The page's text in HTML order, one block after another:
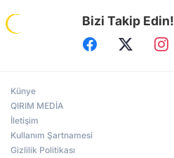
Bizi Takip Edin!
Künye
QIRIM MEDİA
İletişim
Kullanım Şartnamesi
Gizlilik Politikası